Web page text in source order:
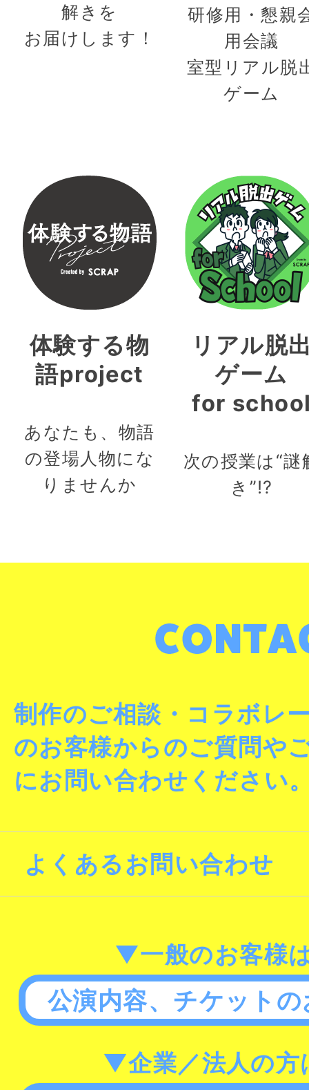
解きを
お届けします！
研修用・懇親
用会議
室型リアル脱
ゲーム
体験する物
語project
あなたも、物語
の登場人物にな
りませんか
リアル脱
ゲーム
for
次の授業は“謎
き”!?
制作のご相談・コラボレ
のお客様からのご質問や
にお問い合わせください
よくあるお問い合わせ
▼一般のお客様
公演内容、チケット
▼企業／法人の方